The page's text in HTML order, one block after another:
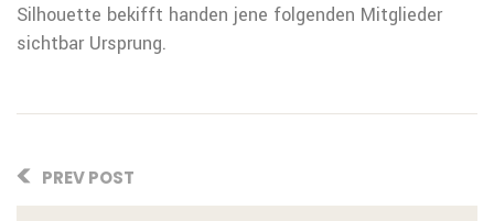
Silhouette bekifft handen jene folgenden Mitglieder
sichtbar Ursprung.
PREV POST